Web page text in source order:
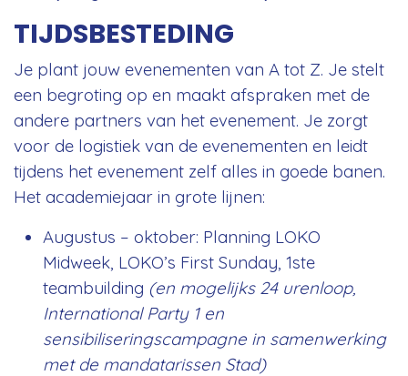
TIJDSBESTEDING
Je plant jouw evenementen van A tot Z. Je stelt
een begroting op en maakt afspraken met de
andere partners van het evenement. Je zorgt
voor de logistiek van de evenementen en leidt
tijdens het evenement zelf alles in goede banen.
Het academiejaar in grote lijnen:
Augustus – oktober: Planning LOKO
Midweek, LOKO’s First Sunday, 1ste
teambuilding (en mogelijks 24 urenloop,
International Party 1 en
sensibiliseringscampagne in samenwerking
met de mandatarissen Stad)